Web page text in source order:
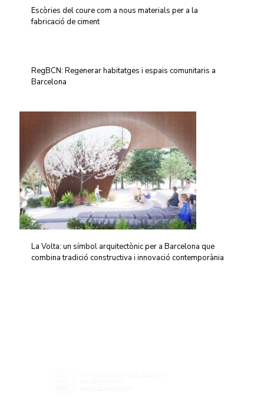
Escòries del coure com a nous materials per a la
fabricació de ciment
RegBCN: Regenerar habitatges i espais comunitaris a
Barcelona
La Volta: un símbol arquitectònic per a Barcelona que
combina tradició constructiva i innovació contemporània